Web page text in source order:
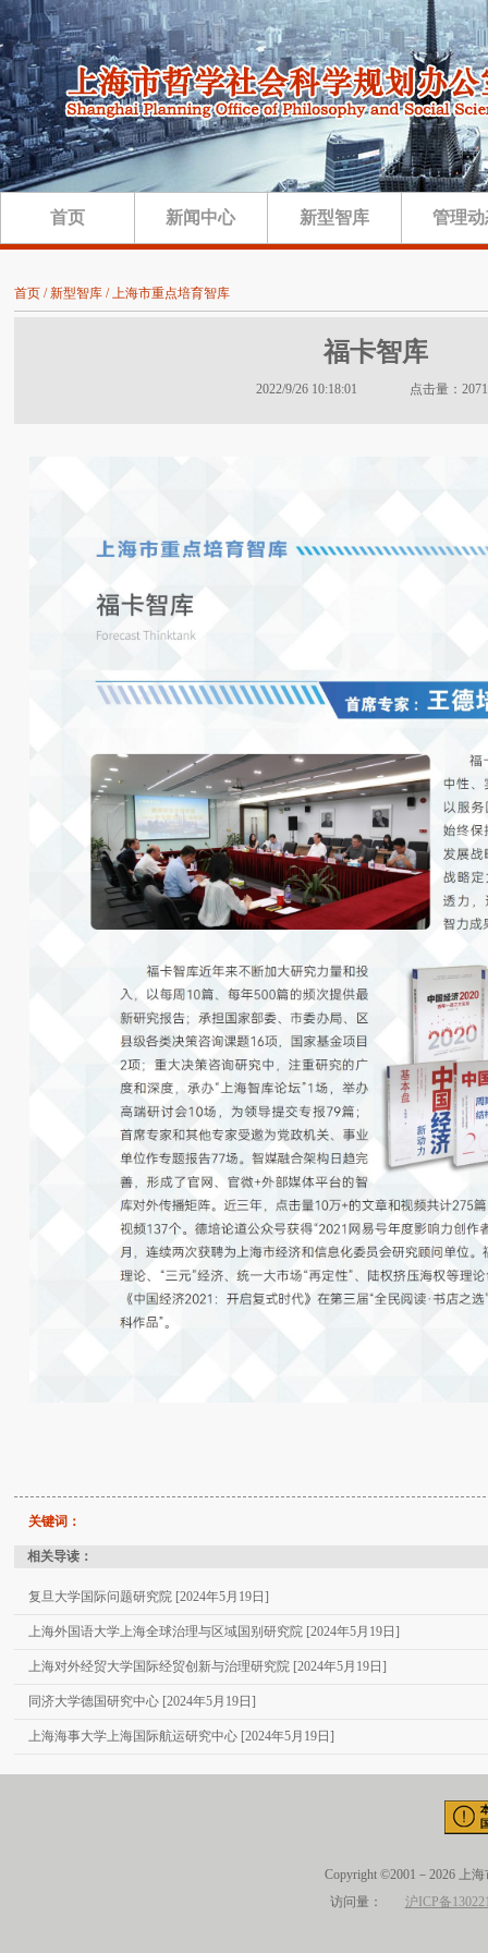
首页 新闻中心 新型智库 管理
首页 / 新型智库 / 上海市重点培育智库
福卡智库
2022/9/26 10:18:01 点击量：
关键词：
相关导读：
复旦大学国际问题研究院 [2024年5月19日]
上海外国语大学上海全球治理与区域国别研究院 [2024年5月19日]
上海对外经贸大学国际经贸创新与治理研究院 [2024年5月19日]
同济大学德国研究中心 [2024年5月19日]
上海海事大学上海国际航运研究中心 [2024年5月19日]
Copyright ©2001－2026 上
访问量： 沪ICP备